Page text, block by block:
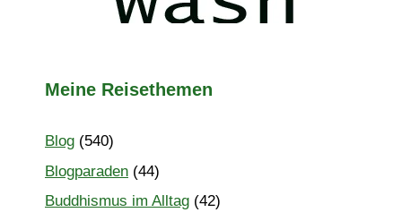
Meine Reisethemen
Blog (540)
Blogparaden (44)
Buddhismus im Alltag (42)